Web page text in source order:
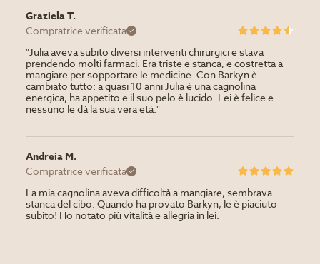
Graziela T.
Compratrice verificata
"Julia aveva subito diversi interventi chirurgici e stava
prendendo molti farmaci. Era triste e stanca, e costretta a
mangiare per sopportare le medicine. Con Barkyn è
cambiato tutto: a quasi 10 anni Julia è una cagnolina
energica, ha appetito e il suo pelo è lucido. Lei è felice e
nessuno le dà la sua vera età."
Andreia M.
Compratrice verificata
La mia cagnolina aveva difficoltà a mangiare, sembrava
stanca del cibo. Quando ha provato Barkyn, le è piaciuto
subito! Ho notato più vitalità e allegria in lei.